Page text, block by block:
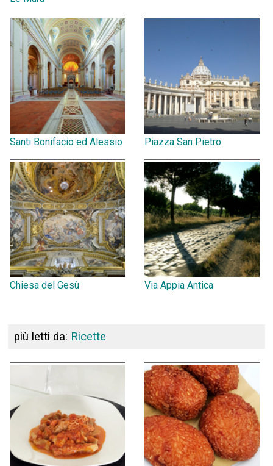
Santi Bonifacio ed Alessio Piazza San Pietro
Chiesa del Gesù Via Appia Antica
più letti da: Ricette